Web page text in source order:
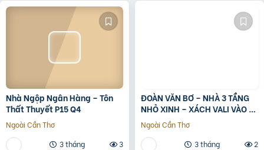
Nhà Ngộp Ngân Hàng – Tôn
Thất Thuyết P15 Q4
Ngoài Cần Thơ
3 tháng
3
ĐOÀN VĂN BƠ – NHÀ 3 TẦNG
NHỎ XINH – XÁCH VALI VÀO Ở
NGAY???? Giá chính chủ: 3.5
TỶ – bớt Lộc Cách hẻm
Ngoài Cần Thơ
3 tháng
2